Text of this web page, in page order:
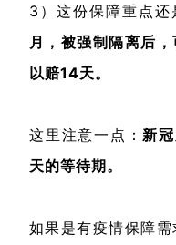
3）这份保障重点还
月，被强制隔离后
以赔14天。
这里注意一点： 新
天的等待期。
如果是有疫情保障